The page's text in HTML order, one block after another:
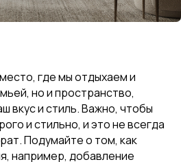
где мы отдыхаем и
но и пространство,
вкус и стиль. Важно, чтобы
и стильно, и это не всегда
Подумайте о том, как
например, добавление